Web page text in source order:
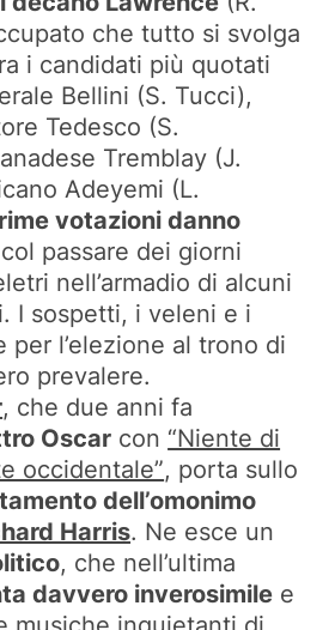
che tutto si svolga
i candidati più quotati
Bellini (S. Tucci),
Tedesco (S.
Tremblay (J.
Adeyemi (L.
votazioni danno
passare dei giorni
nell’armadio di alcuni
I sospetti, i veleni e i
per l’elezione al trono di
prevalere.
, che due anni fa
Oscar con “Niente di
occidentale”, porta sullo
dell’omonimo
Harris. Ne esce un
, che nell’ultima
davvero inverosimile e